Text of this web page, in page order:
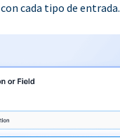
con cada tipo de entrada.